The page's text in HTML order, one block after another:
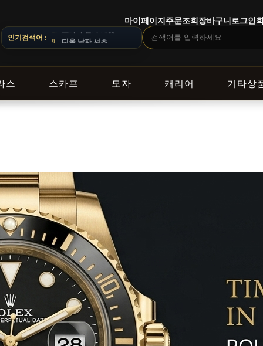
다르게 적용됩니다. ｜ DELIVERY NOTICE · 지역에 따라 배송
마이페이지 주문조회 장바구니 로그인
인기검색어 : 9. 디올 남자 셔츠
스 스카프 모자 캐리어 기타상